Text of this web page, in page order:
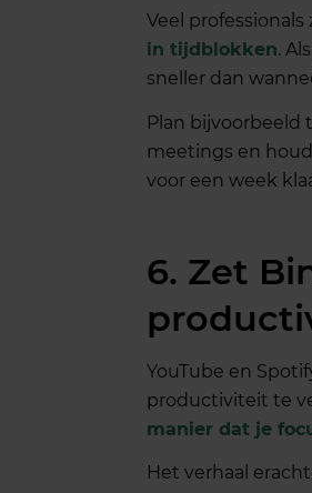
Veel
in tijdblokken.
sneller dan
Plan bijvoorbeeld
meetings en
voor een week
6. Zet
YouTube en
productiviteit te
manier dat je
Het verhaal